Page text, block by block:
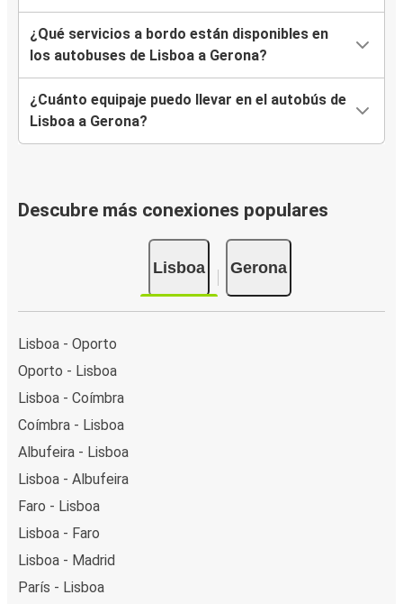
¿Qué servicios a bordo están disponibles en
los autobuses de Lisboa a Gerona?
¿Cuánto equipaje puedo llevar en el autobús de
Lisboa a Gerona?
Descubre más conexiones populares
Lisboa Gerona
Lisboa - Oporto
Oporto - Lisboa
Lisboa - Coímbra
Coímbra - Lisboa
Albufeira - Lisboa
Lisboa - Albufeira
Faro - Lisboa
Lisboa - Faro
Lisboa - Madrid
París - Lisboa